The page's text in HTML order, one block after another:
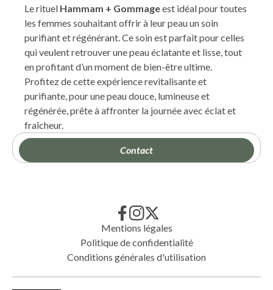
Contact
Le rituel Hammam + Gommageest idéal pour toutes
les femmes souhaitant offrir à leur peau un soin
purifiant et régénérant. Ce soin est parfait pour celles
qui veulent retrouver une peau éclatante et lisse, tout
en profitant d’un moment de bien-être ultime.
Profitez de cette expérience revitalisante et
purifiante, pour une peau douce, lumineuse et
régénérée, prête à affronter la journée avec éclat et
fraîcheur.
Mentions légales
Politique de confidentialité
Conditions générales d'utilisation